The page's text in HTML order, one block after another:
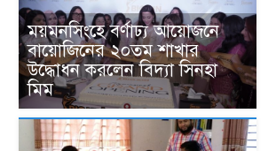
ময়মনসিংহে বর্ণাঢ্য আয়োজনে
বায়োজিনের ২০তম শাখার
উদ্ধোধন করলেন বিদ্যা সিনহা
মিম